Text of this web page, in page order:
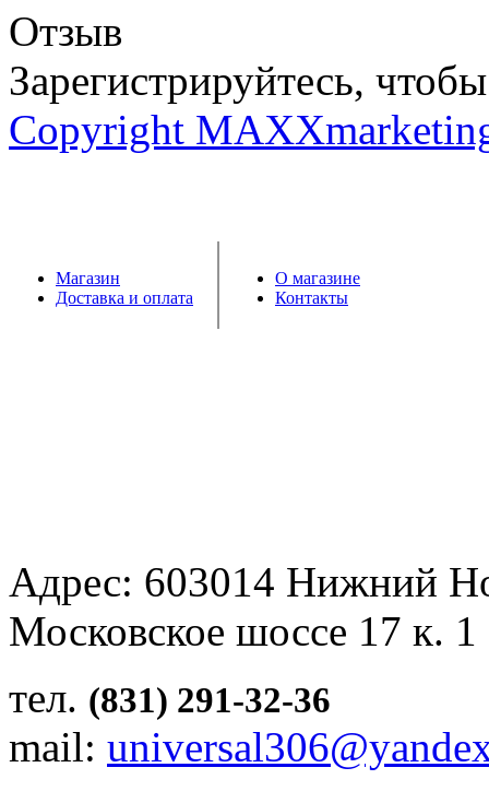
Отзыв
Зарегистрируйтесь,
Copyright
Магазин
Доставка и оплата
О магазине
Контакты
Адрес: 603014 Нижний
Московское шоссе 17 к.
тел. (831) 291-32-36
mail: